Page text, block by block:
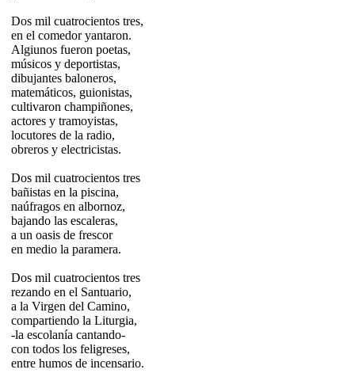
Dos mil cuatrocientos tres,
en el comedor yantaron.
Algiunos fueron poetas,
músicos y deportistas,
dibujantes baloneros,
matemáticos, guionistas,
cultivaron champiñones,
actores y tramoyistas,
locutores de la radio,
obreros y electricistas.
Dos mil cuatrocientos tres
bañistas en la piscina,
naúfragos en albornoz,
bajando las escaleras,
a un oasis de frescor
en medio la paramera.
Dos mil cuatrocientos tres
rezando en el Santuario,
a la Virgen del Camino,
compartiendo la Liturgia,
-la escolanía cantando-
con todos los feligreses,
entre humos de incensario.